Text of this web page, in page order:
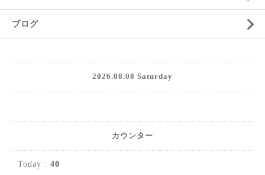
ブログ
2026.08.08 Saturday
カウンター
Today : 40